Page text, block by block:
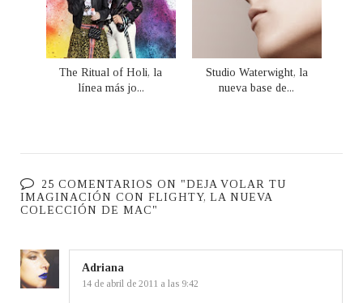
The Ritual of Holi, la
línea más jo...
Studio Waterwight, la
nueva base de...
25 COMENTARIOS ON "DEJA VOLAR TU
IMAGINACIÓN CON FLIGHTY, LA NUEVA
COLECCIÓN DE MAC"
Adriana
14 de abril de 2011 a las 9:42